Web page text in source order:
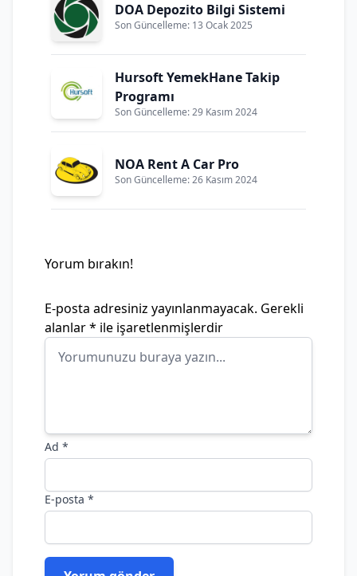
DOA Depozito Bilgi Sistemi
Son Güncelleme: 13 Ocak 2025
Hursoft YemekHane Takip
Programı
Son Güncelleme: 29 Kasım 2024
NOA Rent A Car Pro
Son Güncelleme: 26 Kasım 2024
Yorum bırakın!
E-posta adresiniz yayınlanmayacak. Gerekli
alanlar* ile işaretlenmişlerdir
Ad *
E-posta *